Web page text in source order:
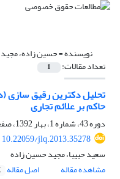
نویسنده =حسین زاده، مجید
تعداد مقالات: 1
تحلیل دکترین رقیق سازی
حاکم بر علائم تجاری
دوره 43، شماره 1، بهار 1392، صفحه
10.22059/jlq.2013.35278
سعید حبیبا، مجید حسین زاده
مشاهده مقاله
اصل مقاله